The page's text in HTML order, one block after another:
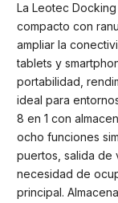
La Leotec Docking
compacto con
ampliar la
tablets y
portabilidad,
ideal para
8 en 1 con
ocho funciones
puertos, salida de
necesidad de
principal.